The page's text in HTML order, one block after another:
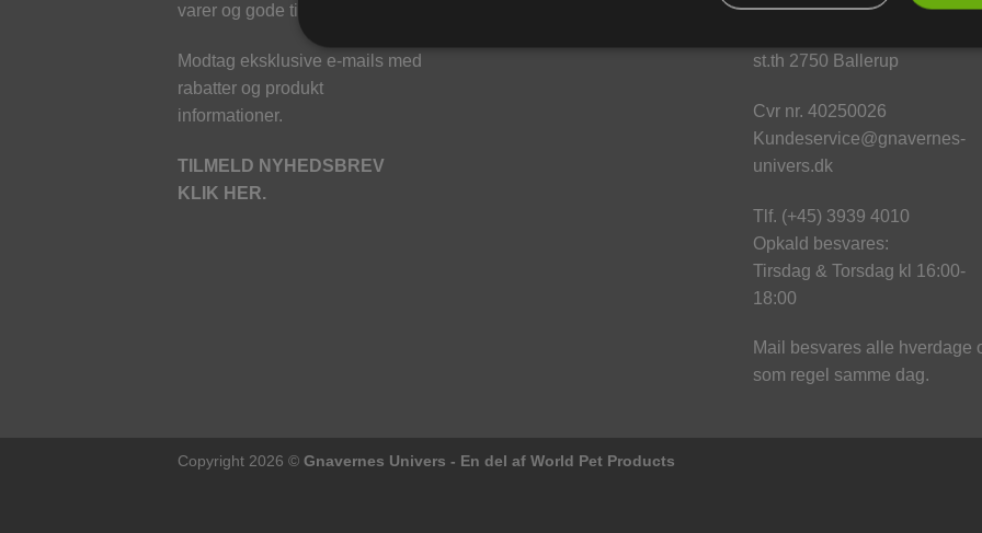
varer og gode tilbud.
Modtag eksklusive e-mails med
rabatter og produkt
informationer.
TILMELD NYHEDSBREV
KLIK HER.
st.th 2750 Ballerup
Cvr nr. 40250026
Kundeservice@gnavernes-
univers.dk
Tlf. (+45) 3939 4010
Opkald besvares:
Tirsdag & Torsdag kl 16:00-
18:00
Mail besvares alle hverdage
som regel samme dag.
Copyright 2026 © Gnavernes Univers - En del af World Pet Products